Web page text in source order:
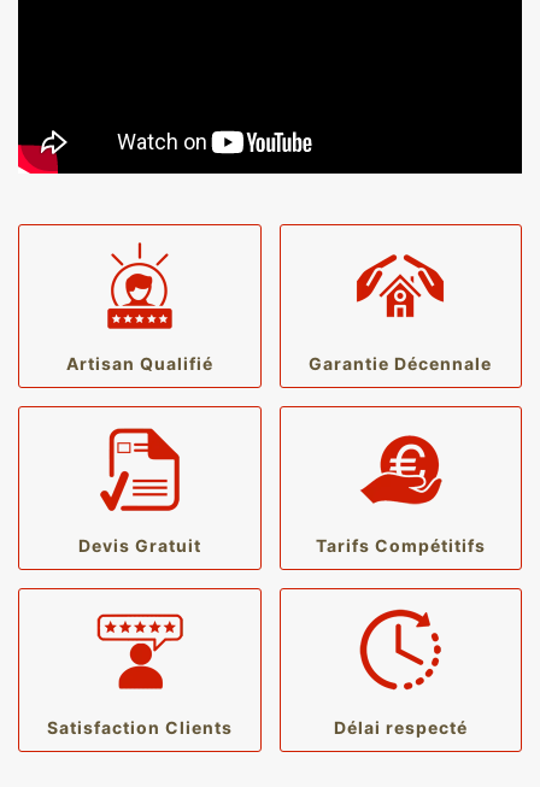
Artisan Qualifié Garantie Décennale
Devis Gratuit Tarifs Compétitifs
Satisfaction Clients Délai respecté